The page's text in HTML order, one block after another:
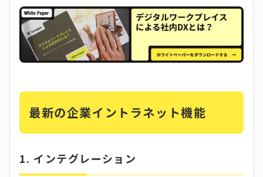
最新の企業イントラネット機能
1. インテグレーション